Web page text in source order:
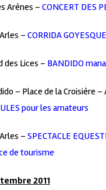
Arènes – CONCERT DES
– CORRIDA
des Lices – BANDIDO
– Place de la Croisière
pour les amateurs
– SPECTACLE
de tourisme
2011